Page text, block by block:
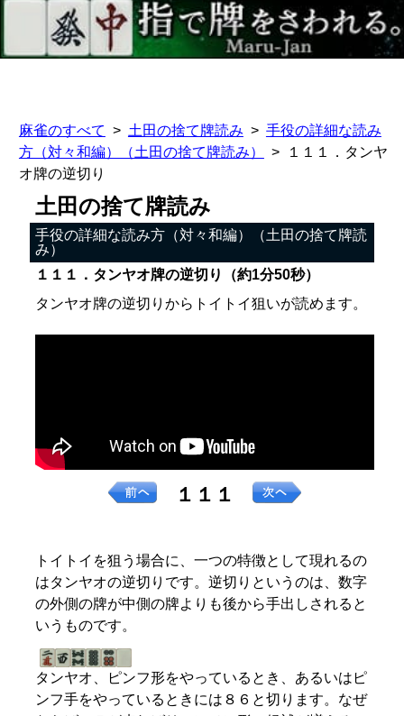
麻雀のすべて 土田の捨て牌読み
手役の詳細な読み
方（対々和編）（土田の捨て牌読み）
１１１．タンヤ
オ牌の逆切り
土田の捨て牌読み
手役の詳細な読み方（対々和編）（土田の捨て牌読
み）
１１１．タンヤオ牌の逆切り（約1分50秒）
タンヤオ牌の逆切りからトイトイ狙いが読めます。
１１１
トイトイを狙う場合に、一つの特徴として現れるの
はタンヤオの逆切りです。逆切りというのは、数字
の外側の牌が中側の牌よりも後から手出しされると
いうものです。
タンヤオ、ピンフ形をやっているとき、あるいはピ
ンフ手をやっているときには８６と切ります。なぜ